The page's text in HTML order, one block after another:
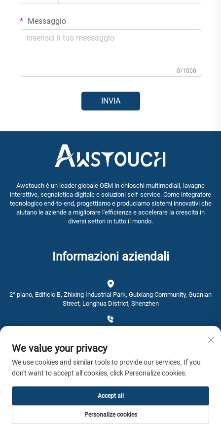
Messaggio
0/1000
INVIA
Awstouch è un leader globale OEM in chioschi multimediali, lavagne
interattive, segnaletica digitale e soluzioni self-service. Come integratore
tecnologico end-to-end, progettiamo e produciamo sistemi innovativi che
aiutano le aziende a migliorare l'efficienza e accelerare la crescita in
diversi settori in tutto il mondo.
Informazioni aziendali
2° piano, Edificio B, Zhixing Industrial Park, Guixiang Community, Guanlan
Street, Longhua District, Shenzhen
[email protected]
Copyright © 2026 AWSTOUCH Tutti i diritti riservati. - Informativa sulla
privacy
We value your privacy
We use cookies and similar tools to provide our services. If you
don't want to accept all cookies, click Personalize cookies.
Personalize cookies
Accept all